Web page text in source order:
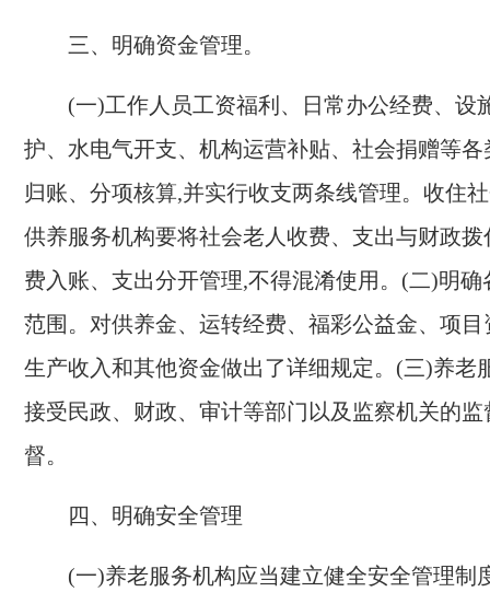
三、明确资金管理。
(一)工作人员工资福利、日常办公经费、设
护、水电气开支、机构运营补贴、社会捐赠等
归账、分项核算,并实行收支两条线管理。收住
供养服务机构要将社会老人收费、支出与财政
费入账、支出分开管理,不得混淆使用。 (二)明确
范围。 对供养金、 运转经费、 福彩公益金、 项目
生产收入和其他资金做出了详细规定。 (三)养老
接受民政、财政、审计等部门以及监察机关的监
督。
四、明确安全管理
(一)养老服务机构应当建立健全安全管理制